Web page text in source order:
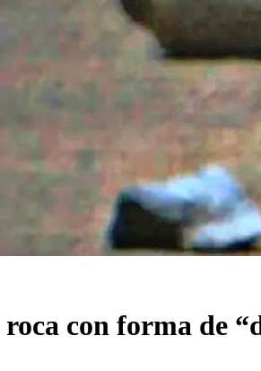
con forma de